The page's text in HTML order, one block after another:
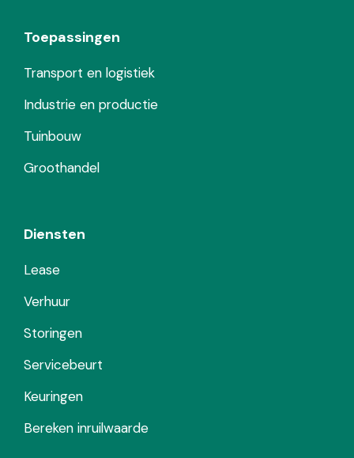
Toepassingen
Transport en logistiek
Industrie en productie
Tuinbouw
Groothandel
Diensten
Lease
Verhuur
Storingen
Servicebeurt
Keuringen
Bereken inruilwaarde